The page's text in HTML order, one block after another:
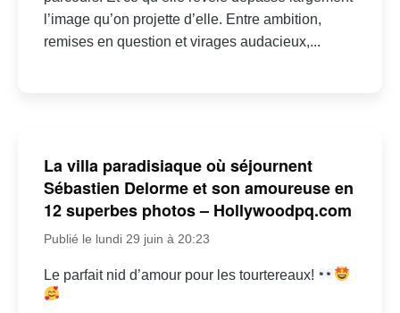
l’image qu’on projette d’elle. Entre ambition,
remises en question et virages audacieux,...
La villa paradisiaque où séjournent
Sébastien Delorme et son amoureuse en
12 superbes photos – Hollywoodpq.com
Publié le lundi 29 juin à 20:23
Le parfait nid d’amour pour les tourtereaux!